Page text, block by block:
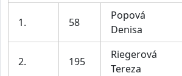
1. 58
Popová
Denisa
2. 195
Riegerová
Tereza